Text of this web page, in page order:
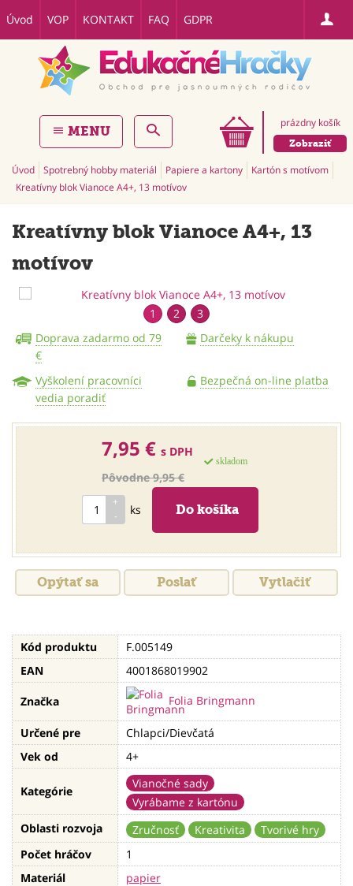
Úvod VOP KONTAKT FAQ GDPR
prázdny košík
Zobraziť
MENU
Úvod Spotrebný hobby materiál Papiere a kartony
Kartón s motívom
Kreatívny blok Vianoce A4+, 13 motívov
Kreatívny blok Vianoce A4+, 13
motívov
1 2
3
Doprava zadarmo od 79
€
Darčeky k nákupu
Vyškolení pracovníci
vedia poradiť
Bezpečná on-line platba
7,95 € s DPH
Pôvodne 9,95 €
skladom
ks
Opýtať sa Poslať Vytlačiť
Kód produktu
F.005149
EAN
4001868019902
Značka Folia Bringmann
Určené pre
Chlapci/Dievčatá
Vek od
4+
Kategórie
Vianočné sady
Vyrábame z kartónu
Oblasti rozvoja
Zručnosť Kreativita
Tvorivé hry
Počet hráčov
1
Materiál
papier